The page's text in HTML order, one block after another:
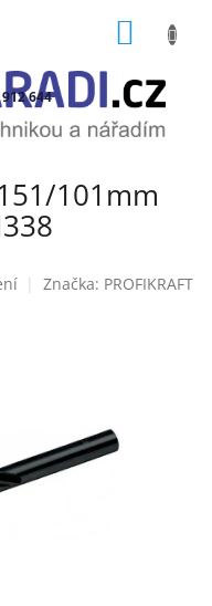
644
101mm
Značka: PROFIKRAFT